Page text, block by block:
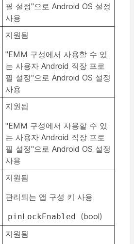
필 설정"으로 Android OS 설정
사용
지원됨
"EMM 구성에서 사용할 수 있
는 사용자 Android 직장 프로
필 설정"으로 Android OS 설정
사용
지원됨
"EMM 구성에서 사용할 수 있
는 사용자 Android 직장 프로
필 설정"으로 Android OS 설정
사용
지원됨
관리되는 앱 구성 키 사용
pinLockEnabled (bool)
지원됨